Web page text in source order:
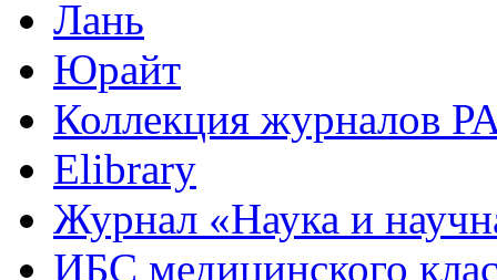
Лань
Юрайт
Коллекция журналов
Elibrary
Журнал «Наука и
ИБС медицинского